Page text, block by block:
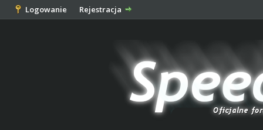
Logowanie Rejestracja